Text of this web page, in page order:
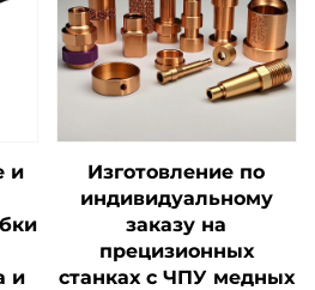
и
и
Изготовление по
индивидуальному
заказу на
прецизионных
станках с ЧПУ медных